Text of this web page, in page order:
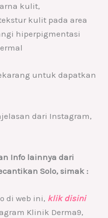
kulit,
kulit pada area
hiperpigmentasi
untuk dapatkan
dari Instagram,
Info lainnya dari
Solo, simak :
di web ini, klik disini
Klinik Derma9,